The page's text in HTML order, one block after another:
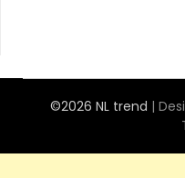
©2026 NL trend |